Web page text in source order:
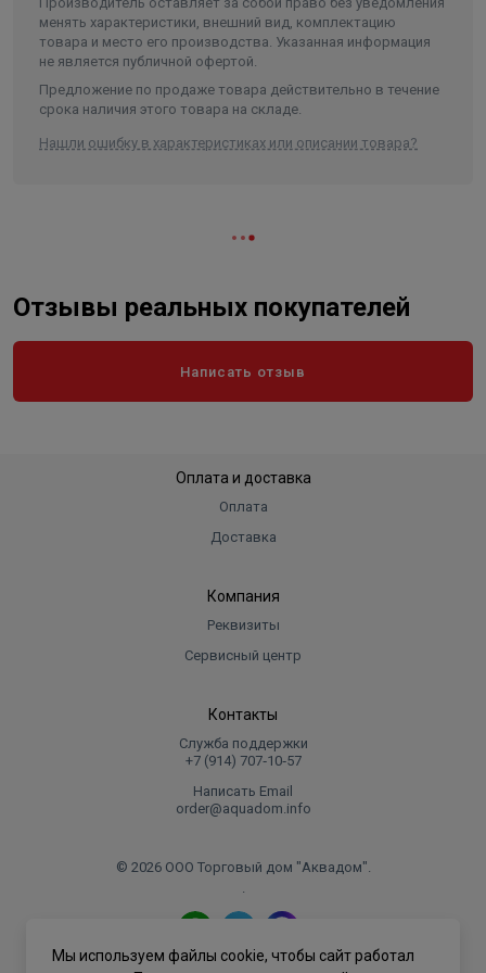
Высота 253
Длина 274
Ширина 46
Объем 0.003189
менять характеристики, внешний вид, комплектацию
товара и место его производства. Указанная информация
не является публичной офертой.
Предложение по продаже товара действительно в течение
срока наличия этого товара на складе.
Нашли ошибку в характеристиках или описании товара?
Отзывы реальных покупателей
Написать отзыв
Оплата и доставка
Оплата
Доставка
Компания
Реквизиты
Сервисный центр
Контакты
Служба поддержки
+7 (914) 707‑10‑57
Написать Email
order@aquadom.info
© 2026 ООО Торговый дом "Аквадом".
.
Политика конфиденциальности
Мы используем файлы cookie, чтобы сайт работал